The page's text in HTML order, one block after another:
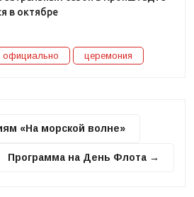
в октябре
официально церемония
«На морской волне»
Программа на День Флота →